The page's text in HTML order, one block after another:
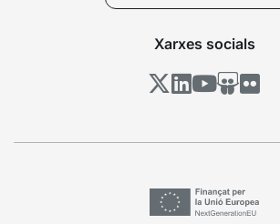
Xarxes socials